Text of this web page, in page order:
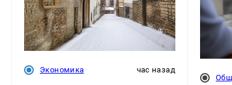
Экономика час назад